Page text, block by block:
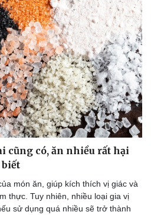
Đời sống
Nhà đẹp
Blog
Tình yêu - Gia đình
cũng có, ăn nhiều rất hại
món ăn, giúp kích thích vị giác và
thực. Tuy nhiên, nhiều loại gia vị
sử dụng quá nhiều sẽ trở thành